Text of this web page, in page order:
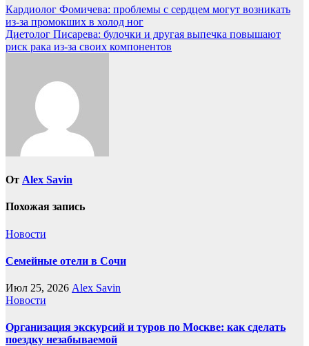
Навигация
по
записям
Кардиолог Фомичева: проблемы с сердцем могут возникать
из-за промокших в холод ног
Диетолог Писарева: булочки и другая выпечка повышают
риск рака из-за своих компонентов
От Alex Savin
Похожая запись
Новости
Семейные отели в Сочи
Июл 25, 2026 Alex Savin
Новости
Организация экскурсий и туров по Москве: как сделать
поездку незабываемой